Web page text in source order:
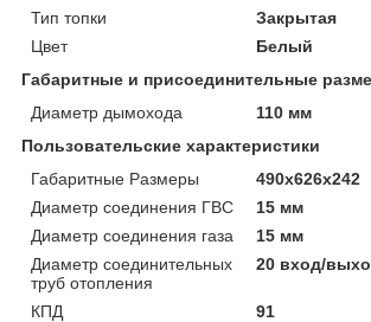
Тип топки
Закрытая
Цвет
Белый
Габаритные и присоединительные
Диаметр дымохода
110 мм
Пользовательские характеристики
Габаритные Размеры
490х626х242
Диаметр соединения ГВС
15 мм
Диаметр соединения газа
15 мм
Диаметр соединительных
труб отопления
20 вход/
КПД
91